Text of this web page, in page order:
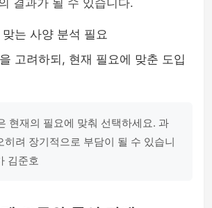
결과가 될 수 있습니다.
는 사양 분석 필요
고려하되, 현재 필요에 맞춘 도입
현재의 필요에 맞춰 선택하세요. 과
히려 장기적으로 부담이 될 수 있습니
김준호